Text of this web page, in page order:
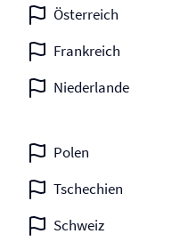
Österreich
Frankreich
Niederlande
Polen
Tschechien
Schweiz